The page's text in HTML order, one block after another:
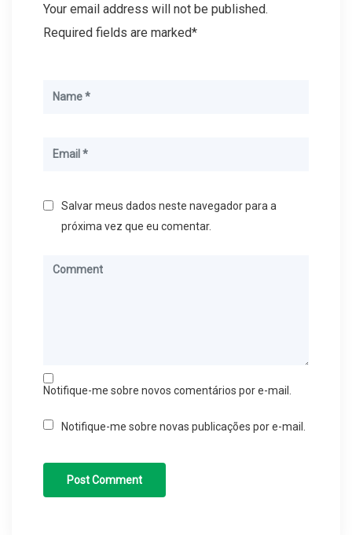
Your email address will not be published.
Required fields are marked*
Salvar meus dados neste navegador para a
próxima vez que eu comentar.
Notifique-me sobre novos comentários por e-mail.
Notifique-me sobre novas publicações por e-mail.